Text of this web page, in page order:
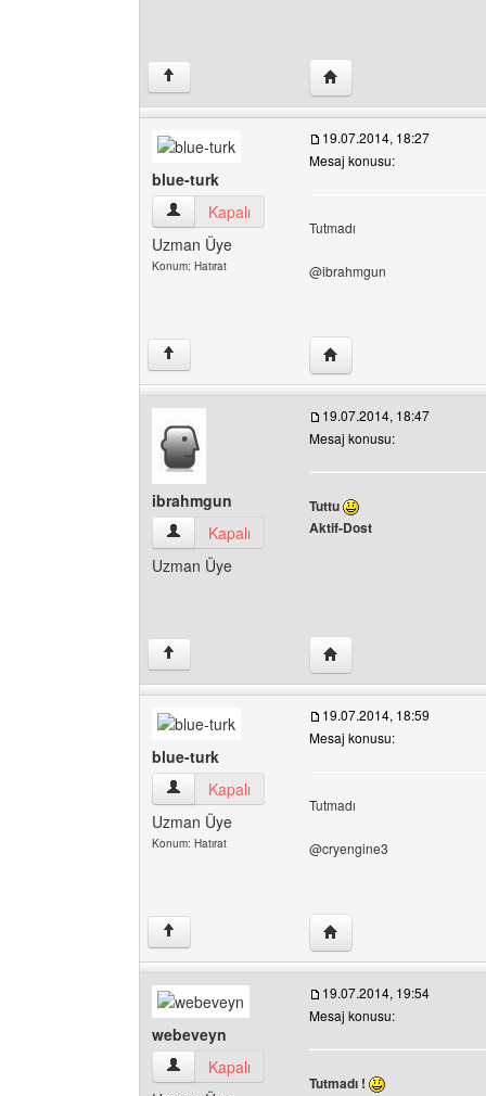
↑ Yazarın web sitesini
blue-turk
blue-turk Kullanıcının profilini görüntüle
Kapalı
Uzman Üye
Konum: Hatırat
19.07.2014, 18:27
Mesaj konusu:
Tutmadı
@ibrahmgun
↑ Yazarın web sitesini
ibrahmgun
ibrahmgun Kullanıcının profilini görüntüle
Kapalı
Uzman Üye
19.07.2014, 18:47
Mesaj konusu:
Tuttu
Aktif-Dost
↑ Yazarın web sitesini
blue-turk
blue-turk Kullanıcının profilini görüntüle
Kapalı
Uzman Üye
Konum: Hatırat
19.07.2014, 18:59
Mesaj konusu:
Tutmadı
@cryengine3
↑ Yazarın web sitesini
webeveyn
webeveyn Kullanıcının profilini görüntüle
Kapalı
19.07.2014, 19:54
Mesaj konusu:
Tutmadı !